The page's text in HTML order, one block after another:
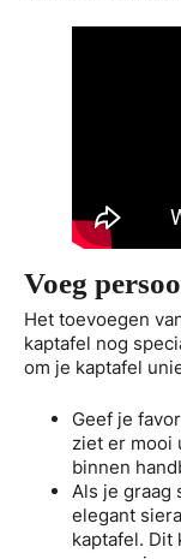
Voeg
Het toevoegen
kaptafel nog
om je kaptafel
Geef je
ziet er mooi
binnen
Als je graag
elegant
kaptafel. Dit